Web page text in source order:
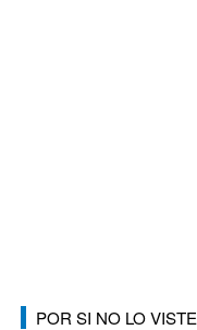
POR SI NO LO VISTE